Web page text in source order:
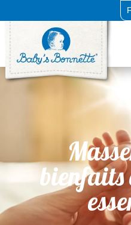
bienfaits